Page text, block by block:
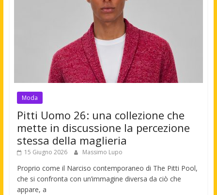
Moda
Pitti Uomo 26: una collezione che
mette in discussione la percezione
stessa della maglieria
15 Giugno 2026 Massimo Lupo
Proprio come il Narciso contemporaneo di The Pitti Pool,
che si confronta con un’immagine diversa da ciò che
appare, a